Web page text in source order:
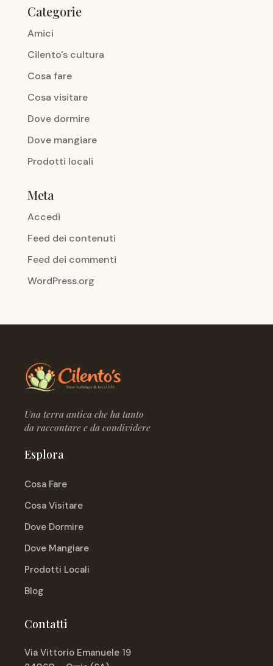
Categorie
Amici
Cilento's cultura
Cosa fare
Cosa visitare
Dove dormire
Dove mangiare
Prodotti locali
Meta
Accedi
Feed dei contenuti
Feed dei commenti
WordPress.org
Una terra antica che ha tanto
da raccontare e da condividere
Esplora
Cosa Fare
Cosa Visitare
Dove Dormire
Dove Mangiare
Prodotti Locali
Blog
Contatti
Via Vittorio Emanuele 19